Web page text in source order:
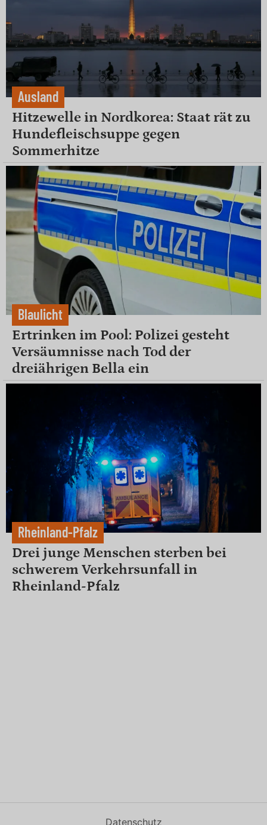
Ausland
Hitzewelle in Nordkorea: Staat rät zu
Hundefleischsuppe gegen
Sommerhitze
Blaulicht
Ertrinken im Pool: Polizei gesteht
Versäumnisse nach Tod der
dreiährigen Bella ein
Rheinland-Pfalz
Drei junge Menschen sterben bei
schwerem Verkehrsunfall in
Rheinland-Pfalz
Datenschutz